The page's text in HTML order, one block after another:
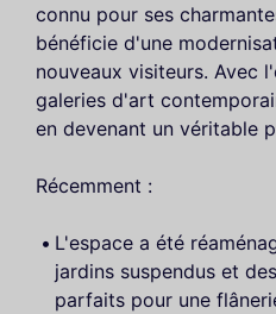
connu pour ses
bénéficie d'une
nouveaux visiteurs. Avec
galeries d'art
en devenant un véritable
Récemment :
L'espace a été
jardins suspendus et
parfaits pour une